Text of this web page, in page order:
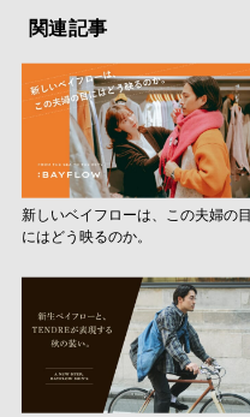
関連記事
新しいベイフローは、この夫婦の目
にはどう映るのか。